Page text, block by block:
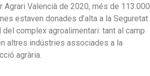
Agrari Valencià de 2020, més de 113.000
estaven donades d’alta a la Seguretat
del complex agroalimentari: tant al camp
altres indústries associades a la
agrària.